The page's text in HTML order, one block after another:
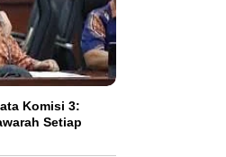
Komisi 3:
Setiap